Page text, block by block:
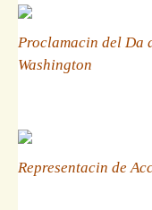
Proclamacin del Da
Washington
Representacin de